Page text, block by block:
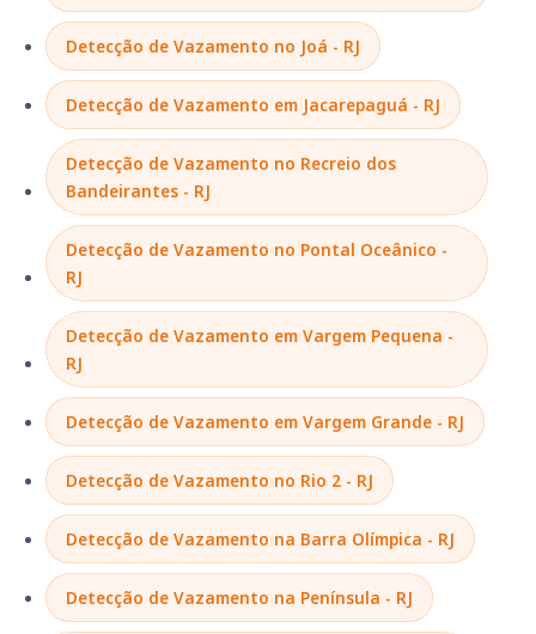
Detecção de Vazamento no Joá - RJ
Detecção de Vazamento em Jacarepaguá - RJ
Detecção de Vazamento no Recreio dos
Bandeirantes - RJ
Detecção de Vazamento no Pontal Oceânico -
RJ
Detecção de Vazamento em Vargem Pequena -
RJ
Detecção de Vazamento em Vargem Grande - RJ
Detecção de Vazamento no Rio 2 - RJ
Detecção de Vazamento na Barra Olímpica - RJ
Detecção de Vazamento na Península - RJ